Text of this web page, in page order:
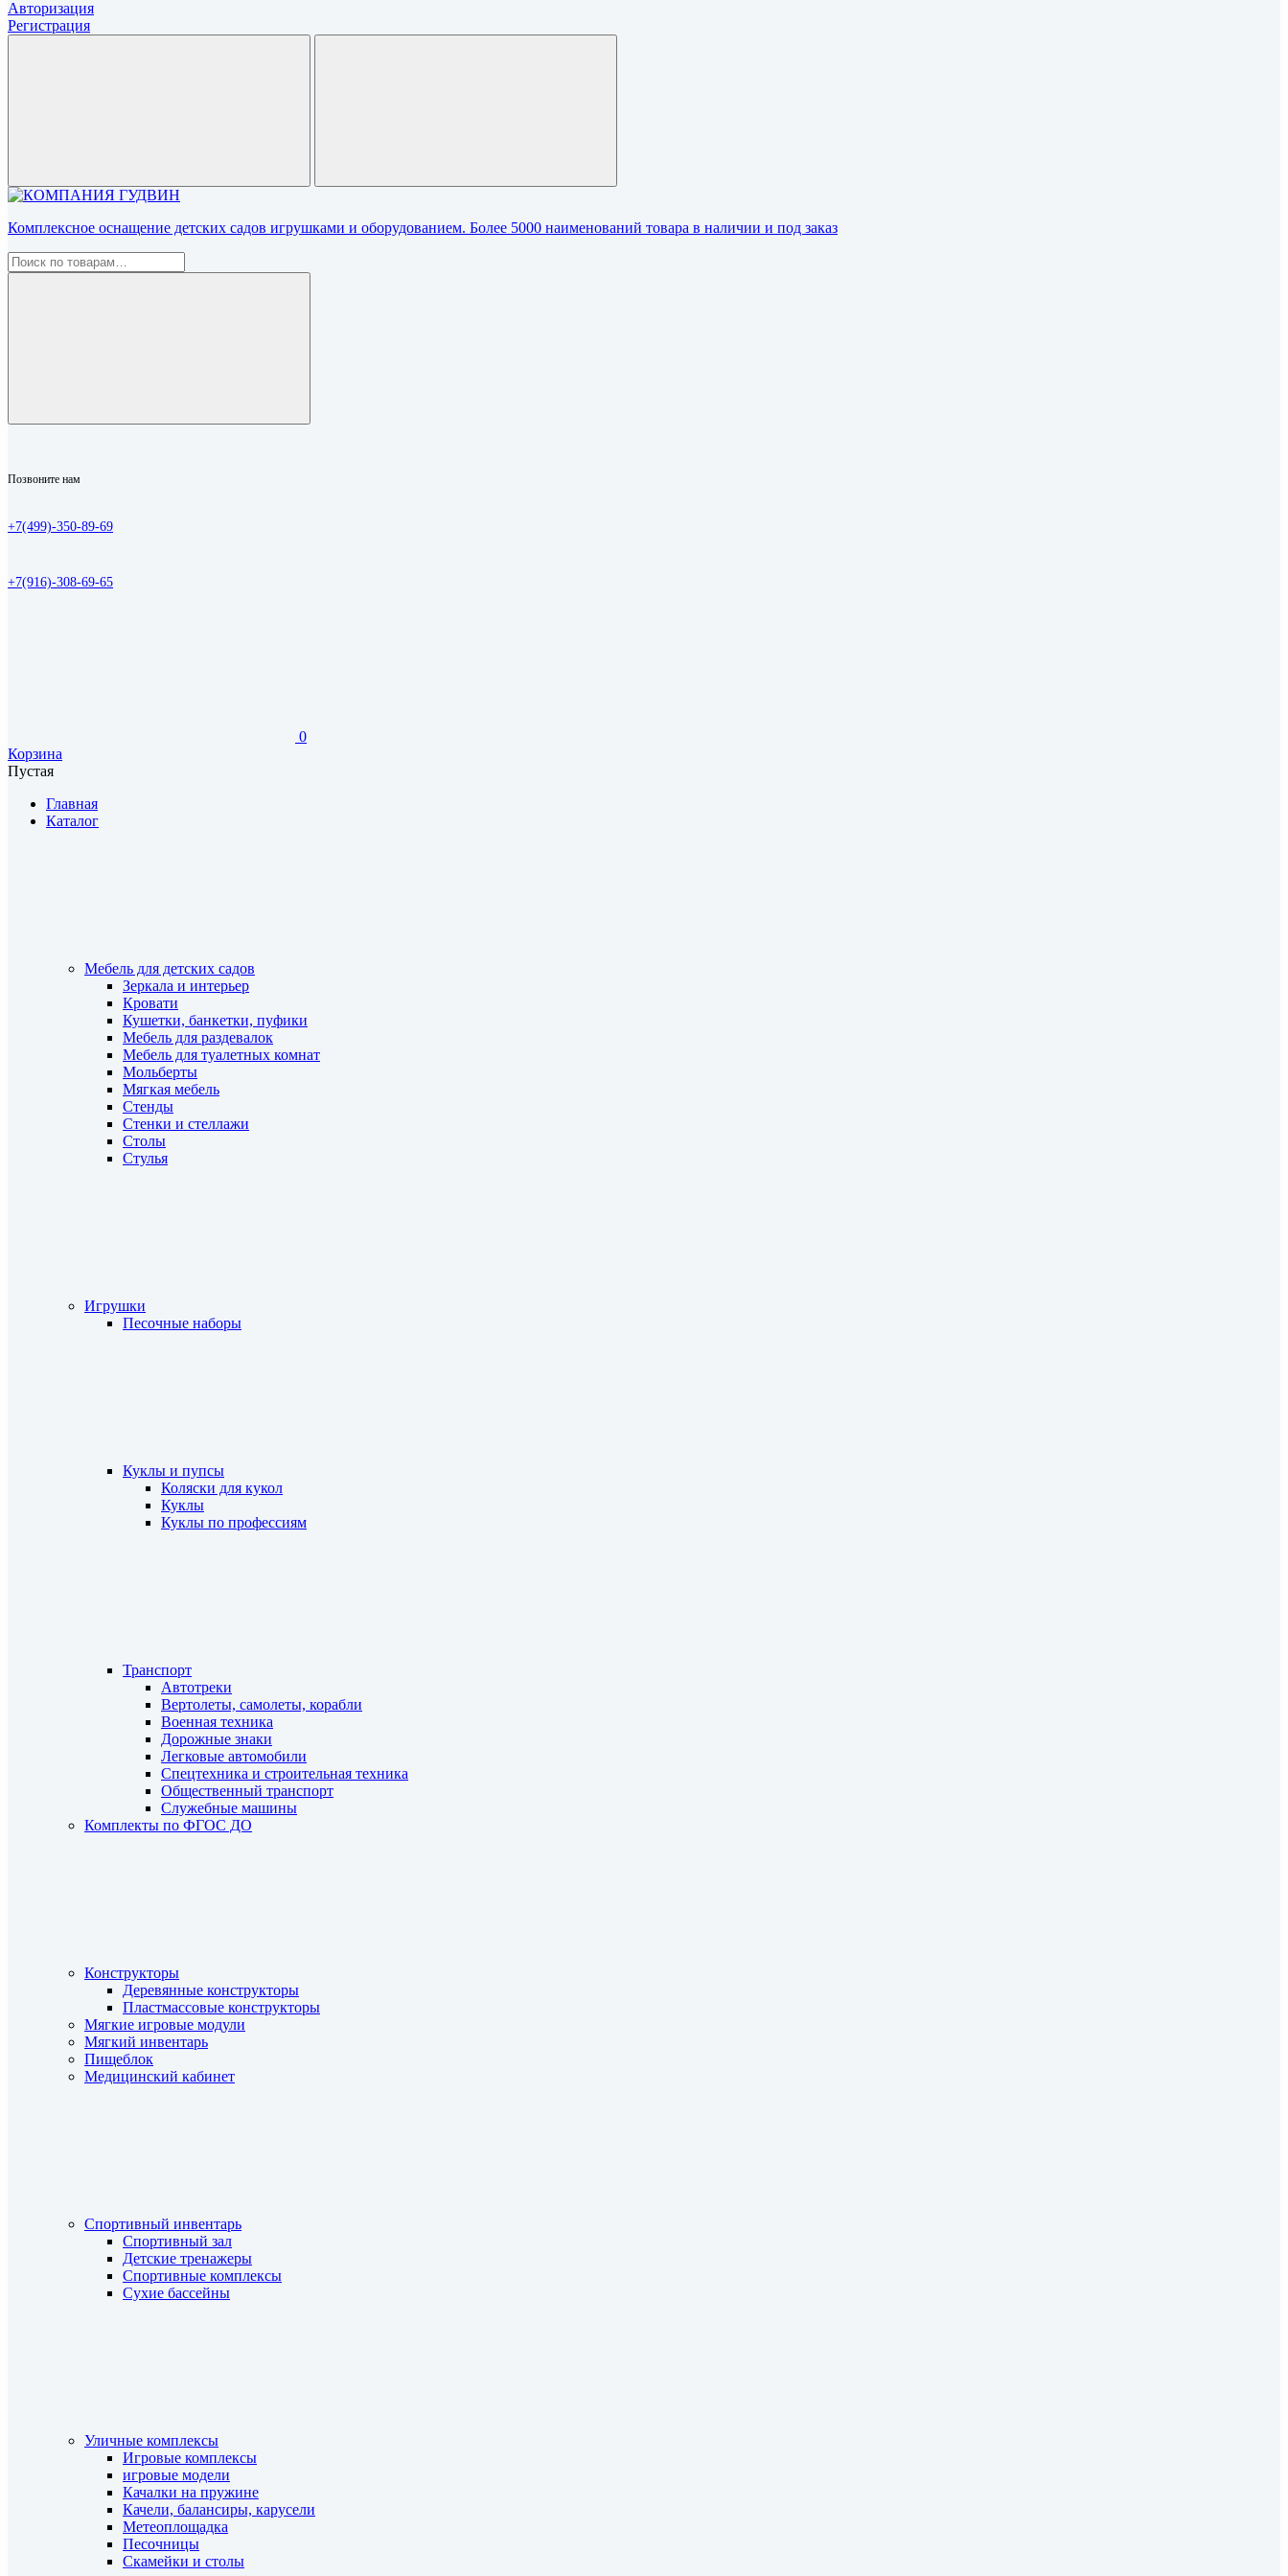
Авторизация
Регистрация
Комплексное оснащение детских садов игрушками и оборудованием. Более 5000 наименований товара в наличии и под заказ
Позвоните нам
+7(499)-350-89-69
+7(916)-308-69-65
0
Корзина
Пустая
Главная
Каталог
Мебель для детских садов
Зеркала и интерьер
Кровати
Кушетки, банкетки, пуфики
Мебель для раздевалок
Мебель для туалетных комнат
Мольберты
Мягкая мебель
Стенды
Стенки и стеллажи
Столы
Стулья
Игрушки
Песочные наборы
Куклы и пупсы
Коляски для кукол
Куклы
Куклы по профессиям
Транспорт
Автотреки
Вертолеты, самолеты, корабли
Военная техника
Дорожные знаки
Легковые автомобили
Спецтехника и строительная техника
Общественный транспорт
Служебные машины
Комплекты по ФГОС ДО
Конструкторы
Деревянные конструкторы
Пластмассовые конструкторы
Мягкие игровые модули
Мягкий инвентарь
Пищеблок
Медицинский кабинет
Спортивный инвентарь
Спортивный зал
Детские тренажеры
Спортивные комплексы
Сухие бассейны
Уличные комплексы
Игровые комплексы
игровые модели
Качалки на пружине
Качели, балансиры, карусели
Метеоплощадка
Песочницы
Скамейки и столы